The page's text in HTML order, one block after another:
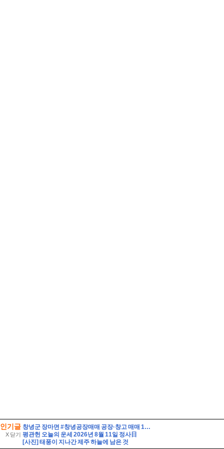
인기글
X 닫기
창녕군 장마면 #창녕공장매매 공장·창고 매매 100000//만원
평관헌 오늘의 운세 2026년 8월 11일 정사日
[사진] 태풍이 지나간 제주 하늘에 남은 것